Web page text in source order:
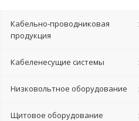
Кабельно-проводниковая
продукция
Кабеленесущие системы
Низковольтное оборудование
Щитовое оборудование